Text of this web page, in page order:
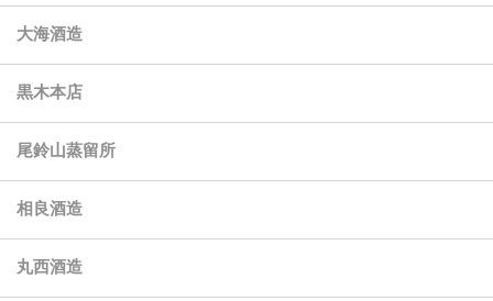
大海酒造
黒木本店
尾鈴山蒸留所
相良酒造
丸西酒造